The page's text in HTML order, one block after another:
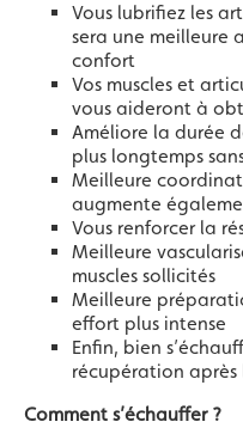
Vous lubrifiez les
sera une meilleure
confort
Vos muscles et
vous aideront à
Améliore la durée
plus longtemps
Meilleure
augmente
Vous renforcer la
Meilleure
muscles sollicités
Meilleure
effort plus intense
Enfin, bien
récupération après
Comment s’échauffer ?